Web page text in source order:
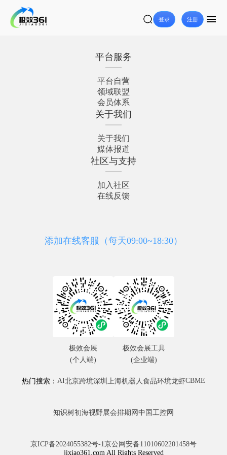
登录 注册
平台服务
平台自营
领域联盟
会员体系
关于我们
关于我们
媒体报道
社区与支持
加入社区
在线反馈
添加在线客服（每天09:00~18:30）
热门搜索： AI北京跨境深圳 上海机器人食品环境龙虾CBME
知识树初海视野展会排期网 中国工控网
京ICP备2024055382号-1京公网安备11010602201458号
jixiao361.com All Rights Reserved
极效会展
(个人端)
极效会展工具
(企业端)